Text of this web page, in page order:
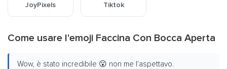
JoyPixels Tiktok
Come usare l'emoji Faccina Con Bocca Aperta
Wow, è stato incredibile 😮 non me l'aspettavo.